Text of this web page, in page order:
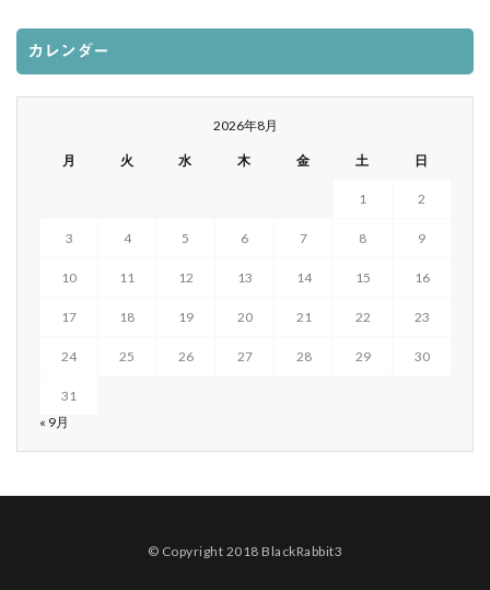
カレンダー
2026年8月
月 火 水 木 金 土 日
1 2
3 4 5 6 7 8 9
10 11 12 13 14 15 16
17 18 19 20 21 22 23
24 25 26 27 28 29 30
31
« 9月
© Copyright 2018 BlackRabbit3